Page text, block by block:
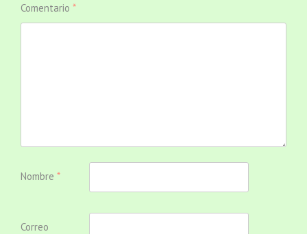
Comentario *
Nombre *
Correo